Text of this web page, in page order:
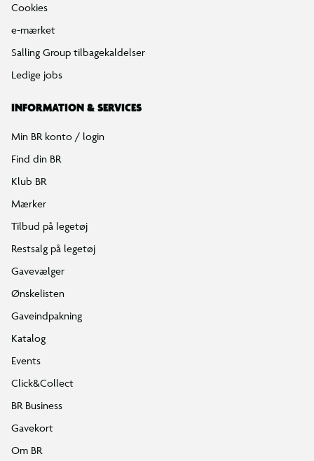
Cookies
e-mærket
Salling Group tilbagekaldelser
Ledige jobs
INFORMATION & SERVICES
Min BR konto / login
Find din BR
Klub BR
Mærker
Tilbud på legetøj
Restsalg på legetøj
Gavevælger
Ønskelisten
Gaveindpakning
Katalog
Events
Click&Collect
BR Business
Gavekort
Om BR